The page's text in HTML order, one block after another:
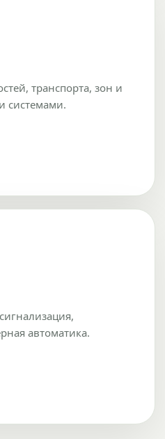
транспорта, зон и
системами.
автоматика.